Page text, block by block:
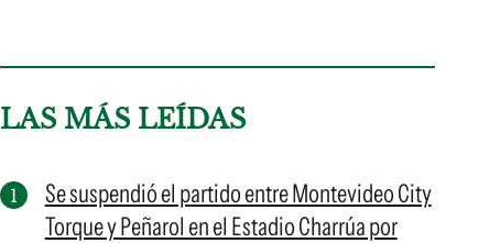
LAS MÁS LEÍDAS
Se suspendió el partido entre Montevideo City
Torque y Peñarol en el Estadio Charrúa por